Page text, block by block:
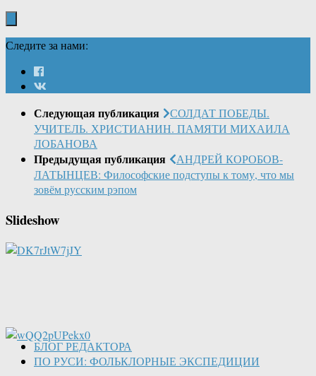
Следите за нами:
Следующая публикация
СОЛДАТ ПОБЕДЫ.
УЧИТЕЛЬ. ХРИСТИАНИН. ПАМЯТИ МИХАИЛА
ЛОБАНОВА
Предыдущая публикация
АНДРЕЙ КОРОБОВ-
ЛАТЫНЦЕВ: Философские подступы к тому, что мы
зовём русским рэпом
Slideshow
БЛОГ РЕДАКТОРА
ПО РУСИ: ФОЛЬКЛОРНЫЕ ЭКСПЕДИЦИИ